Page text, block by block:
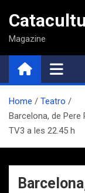
contenido
Magazine
Home
Teatro
Barcelona, de Pere
TV3 a les 22.45 h